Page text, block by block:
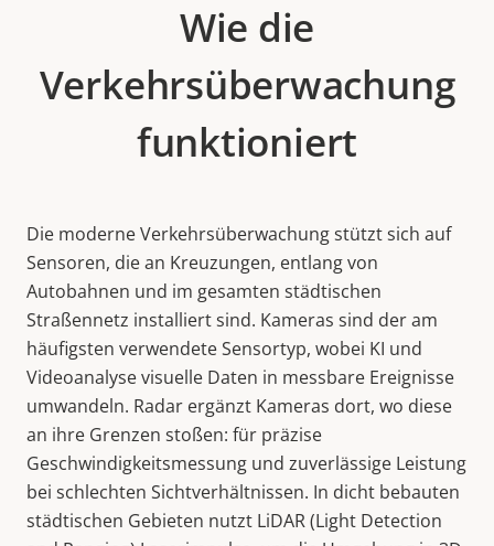
Wie die
Verkehrsüberwachung
funktioniert
Die moderne Verkehrsüberwachung stützt sich auf
Sensoren, die an Kreuzungen, entlang von
Autobahnen und im gesamten städtischen
Straßennetz installiert sind. Kameras sind der am
häufigsten verwendete Sensortyp, wobei KI und
Videoanalyse visuelle Daten in messbare Ereignisse
umwandeln. Radar ergänzt Kameras dort, wo diese
an ihre Grenzen stoßen: für präzise
Geschwindigkeitsmessung und zuverlässige Leistung
bei schlechten Sichtverhältnissen. In dicht bebauten
städtischen Gebieten nutzt LiDAR (Light Detection